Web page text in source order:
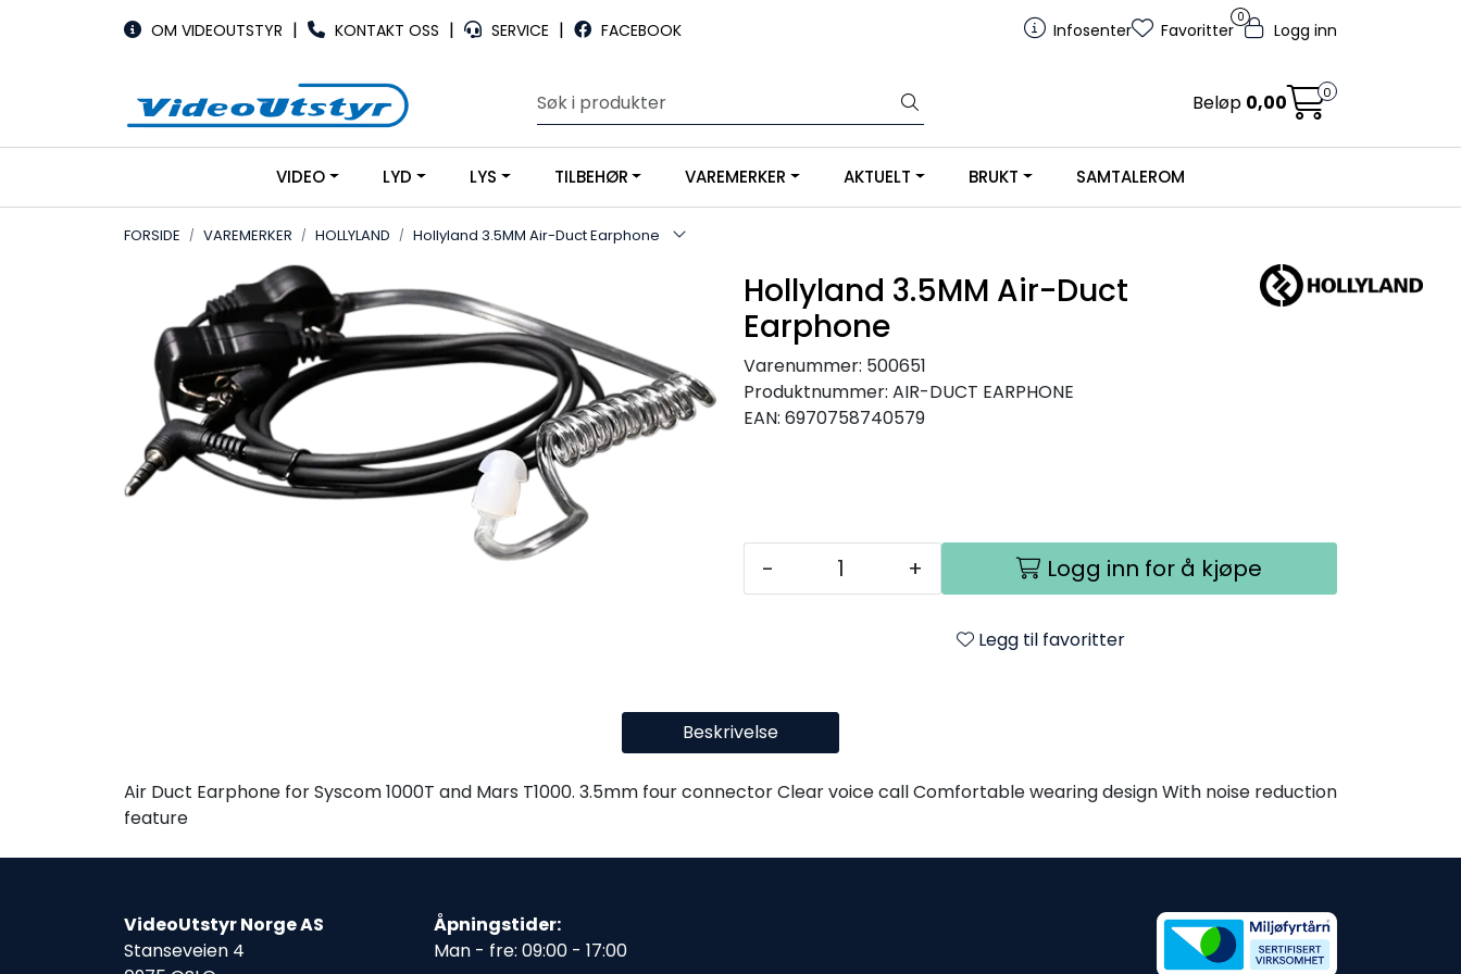
OM VIDEOUTSTYR | KONTAKT OSS | SERVICE | FACEBOOK Infosenter
0
Favoritter Logg inn
Beløp 0,00 0
VIDEO LYD LYS TILBEHØR VAREMERKER AKTUELT BRUKT SAMTALEROM
FORSIDE VAREMERKER HOLLYLAND Hollyland 3.5MM Air-Duct Earphone
Hollyland 3.5MM Air-Duct
Earphone
Varenummer: 500651
Produktnummer: AIR-DUCT EARPHONE
EAN: 6970758740579
- + Logg inn for å kjøpe
Legg til favoritter
Beskrivelse
Air Duct Earphone for Syscom 1000T and Mars T1000. 3.5mm four connector Clear voice call Comfortable wearing design With noise reduction
feature
VideoUtstyr Norge AS
Stanseveien 4
Åpningstider:
Man - fre: 09:00 - 17:00